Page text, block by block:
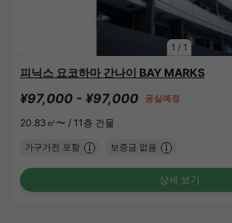
1 / 1
피닉스 요코하마 간나이 BAY MARKS
¥97,000 - ¥97,000 공실예정
20.83㎡〜 / 11층 건물
가구가전 포함 보증금 없음
상세 보기